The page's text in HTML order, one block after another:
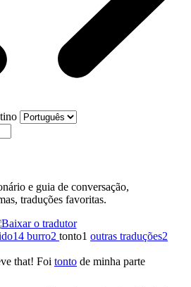
e guia de conversação,
traduções favoritas.
14 burro2 tonto1 outras traduções2
that! Foi tonto de minha parte